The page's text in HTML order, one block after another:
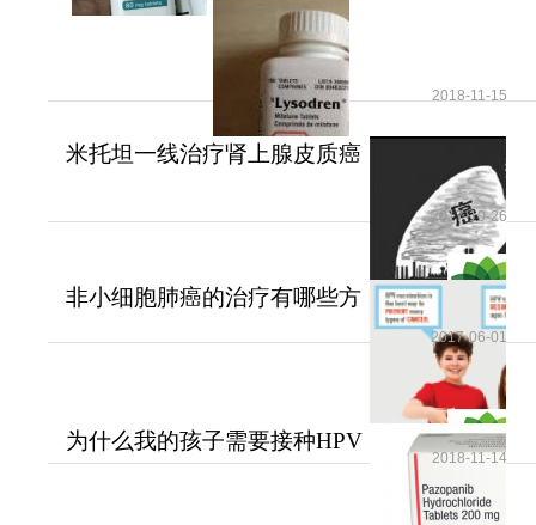
米托坦一线治疗肾上腺皮质癌
2018-11-15
非小细胞肺癌的治疗有哪些方
2017-10-26
为什么我的孩子需要接种HPV
疫苗？儿童需要HPV疫苗
2017-06-01
2018-11-14